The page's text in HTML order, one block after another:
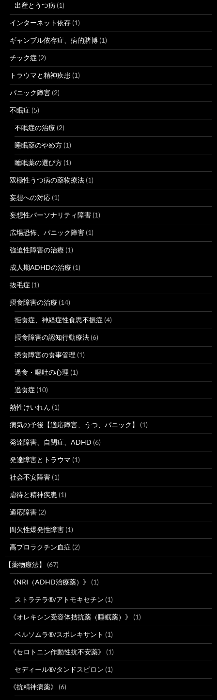
出産とうつ病 (1)
インターネット依存 (1)
ギャンブル依存症、病的賭博 (1)
チック症 (2)
トラウマと精神疾患 (1)
パニック障害 (2)
不眠症 (5)
不眠症の治療 (2)
睡眠薬のやめ方 (1)
睡眠薬の選び方 (1)
双極性うつ病の薬物療法 (1)
妄想への対応 (1)
妄想性パーソナリティ障害 (1)
広場恐怖、パニック障害 (1)
強迫性障害の治療 (1)
成人期ADHDの治療 (1)
抜毛症 (1)
摂食障害の治療 (14)
拒食症、神経症性食思不振症 (4)
摂食障害の認知行動療法 (6)
摂食障害の食事管理 (1)
過食・嘔吐の心理 (1)
過食症 (10)
熱性けいれん (1)
病気の予後【適応障害、うつ、パニック】 (1)
発達障害、自閉症、ADHD (6)
発達障害とトラウマ (1)
社会不安障害 (1)
虐待と精神疾患 (1)
適応障害 (2)
間欠性爆発性障害 (1)
高プロラクチン血症 (2)
【薬物療法】 (67)
《NRI（ADHD治療薬）》 (1)
ストラテラ®/アトモキセチン (1)
《オレキシン受容体拮抗薬（睡眠薬）》 (1)
ベルソムラ®/スボレキサント (1)
《セロトニン作動性抗不安薬》 (1)
セディール®/タンドスピロン (1)
《抗精神病薬》 (6)